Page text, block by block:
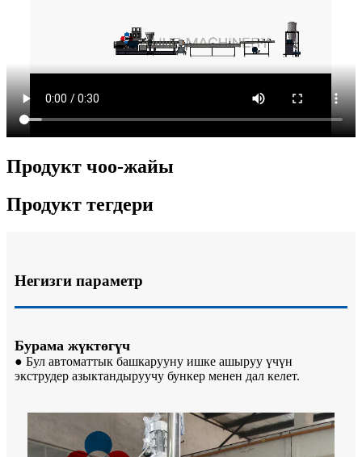
Продукт чоо-жайы
Продукт тегдери
Негизги параметр
Бурама жүктөгүч
● Бул автоматтык башкарууну ишке ашыруу үчүн
экструдер азыктандыруучу бункер менен дал келет.